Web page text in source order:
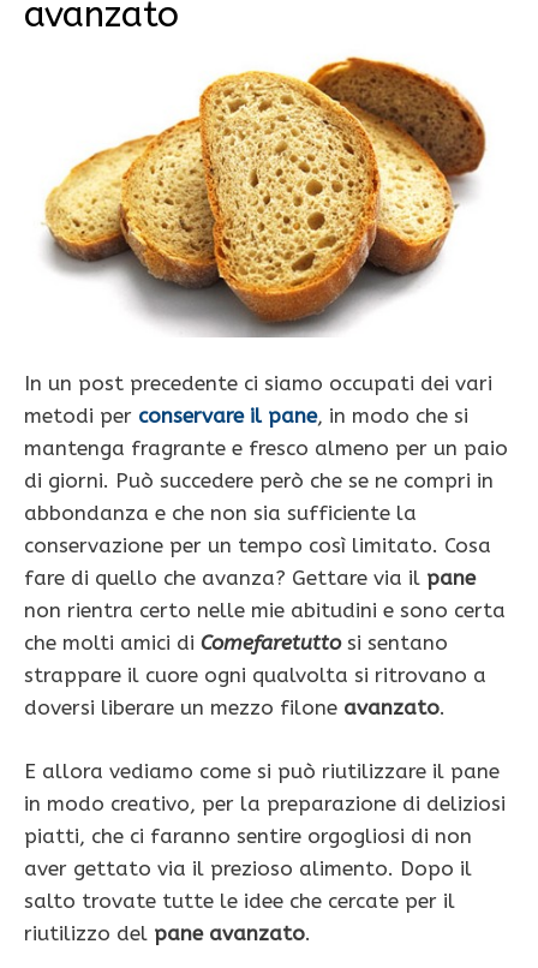
avanzato
In un post precedente ci siamo occupati dei vari
metodi per conservare il pane, in modo che si
mantenga fragrante e fresco almeno per un paio
di giorni. Può succedere però che se ne compri in
abbondanza e che non sia sufficiente la
conservazione per un tempo così limitato. Cosa
fare di quello che avanza? Gettare via il pane
non rientra certo nelle mie abitudini e sono certa
che molti amici di Comefaretuttosi sentano
strappare il cuore ogni qualvolta si ritrovano a
doversi liberare un mezzo filone avanzato.
E allora vediamo come si può riutilizzare il pane
in modo creativo, per la preparazione di deliziosi
piatti, che ci faranno sentire orgogliosi di non
aver gettato via il prezioso alimento. Dopo il
salto trovate tutte le idee che cercate per il
riutilizzo del pane avanzato.